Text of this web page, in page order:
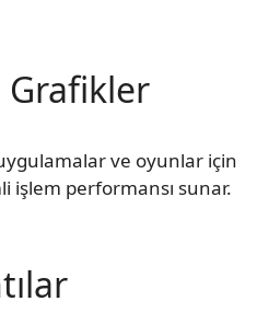
Grafikler
ve oyunlar için
işlem performansı sunar.